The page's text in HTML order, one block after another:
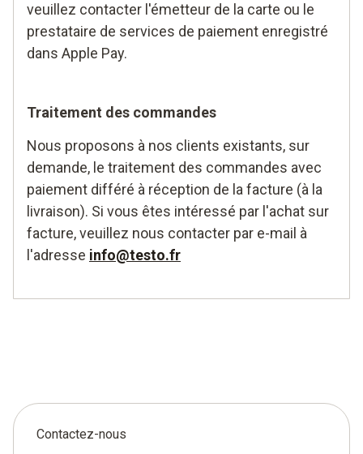
veuillez contacter l'émetteur de la carte ou le
prestataire de services de paiement enregistré
dans Apple Pay.
Traitement des commandes
Nous proposons à nos clients existants, sur
demande, le traitement des commandes avec
paiement différé à réception de la facture (à la
livraison). Si vous êtes intéressé par l'achat sur
facture, veuillez nous contacter par e-mail à
l'adresse info@testo.fr
Contactez-nous